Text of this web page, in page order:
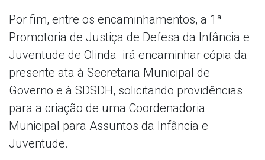
Por fim, entre os encaminhamentos, a 1ª
Promotoria de Justiça de Defesa da Infância e
Juventude de Olinda irá encaminhar cópia da
presente ata à Secretaria Municipal de
Governo e à SDSDH, solicitando providências
para a criação de uma Coordenadoria
Municipal para Assuntos da Infância e
Juventude.